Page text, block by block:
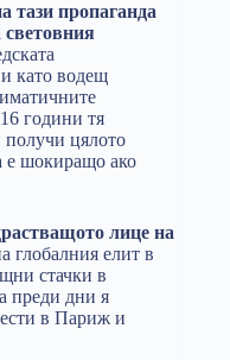
тази пропаганда
световния
като водещ
години тя
получи цялото
е шокиращо ако
лице на
глобалния елит в
стачки в
преди дни я
в Париж и